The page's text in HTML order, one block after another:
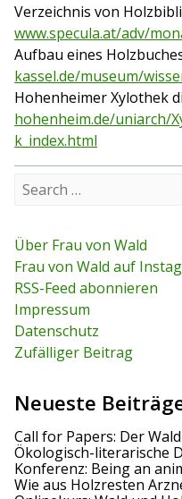
Verzeichnis von
www.specula.at/adv/
Aufbau eines
kassel.de/museum/
Hohenheimer Xylothek
hohenheim.de/uniarch/
k_index.html
c
h
f
o
r
:
Über Frau von Wald
Frau von Wald auf
RSS-Feed abonnieren
Impressum
Datenschutz
Zufälliger Beitrag
Neueste
Call for Papers: Der
Ökologisch-literarische
Konferenz: Being an
Wie aus Holzresten